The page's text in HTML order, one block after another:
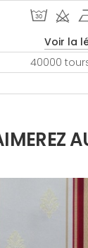
T d
Voir la
40000